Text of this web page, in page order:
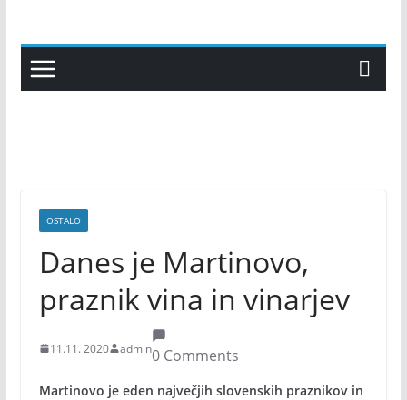
content
OSTALO
Danes je Martinovo,
praznik vina in vinarjev
11.11. 2020 admin0 Comments
Martinovo je eden največjih slovenskih praznikov in